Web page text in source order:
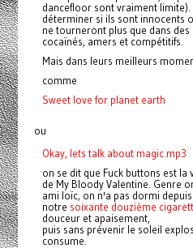
dancefloor sont vraiment
déterminer si ils sont innocents
ne tourneront plus que dans
cocaïnés, amers et compétitifs.
Mais dans leurs meilleurs
comme
Sweet love for planet earth
ou
Okay, lets talk about magic.mp3
on se dit que Fuck buttons est
de My Bloody Valentine. Genre
ami loïc, on n'a pas dormi
notre soixante douzième
douceur et apaisement,
puis sans prévenir le soleil
consume.